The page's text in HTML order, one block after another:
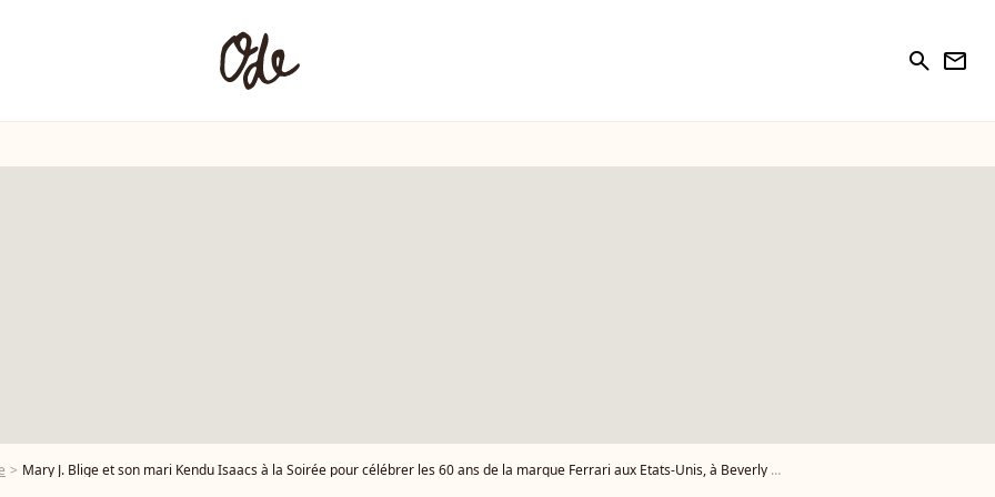
search newsletter
Mary J. Blige et son mari Kendu Isaacs à la Soirée pour célébrer les 60 ans de la marque Ferrari aux Etats-Unis, à Beverly Hills, le 11 octobre 2014. - Photo